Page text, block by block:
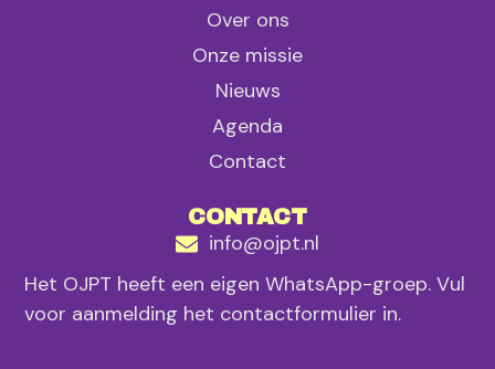
Over ons
Onze missie
Nieuws
Agenda
Contact
CONTACT
info@ojpt.nl
Het OJPT heeft een eigen WhatsApp-groep. Vul
voor aanmelding het contactformulier in.